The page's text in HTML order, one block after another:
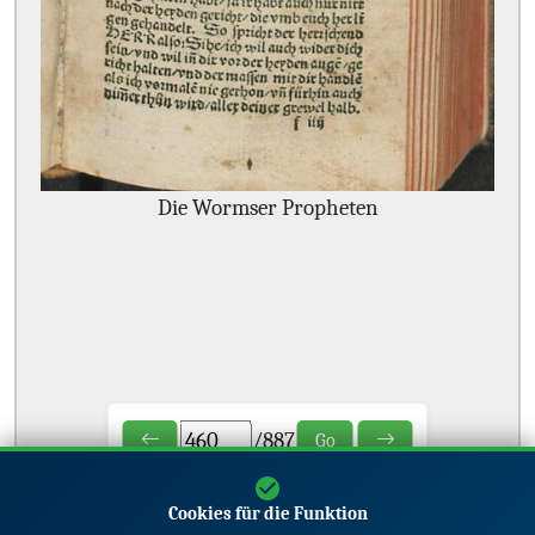
Die Wormser Propheten
/887 Go
Cookies für die Funktion